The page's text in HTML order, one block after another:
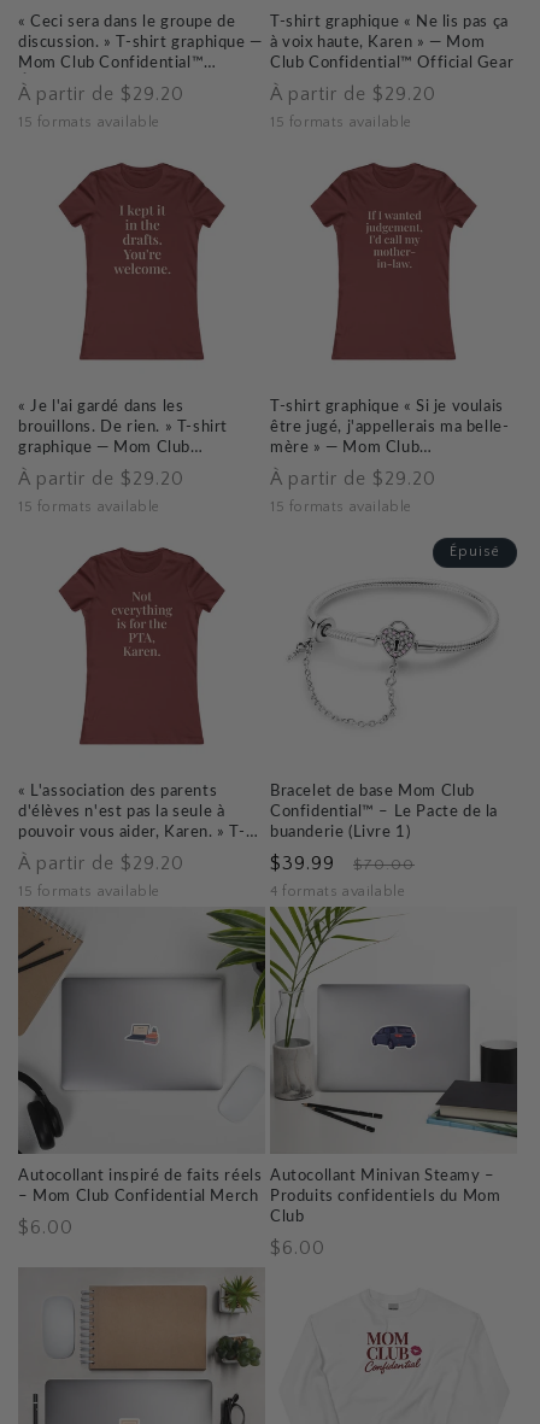
« Ceci sera dans le groupe de
discussion. » T-shirt graphique —
Mom Club Confidential™
Équipement officiel
Prix
habituel
À partir de $29.20
15 formats available
T-shirt graphique « Ne lis pas ça
à voix haute, Karen » — Mom
Club Confidential™ Official Gear
Prix
habituel
À partir de $29.20
15 formats available
« Je l'ai gardé dans les
brouillons. De rien. » T-shirt
graphique — Mom Club
Confidential™ Official Gear
Prix
habituel
À partir de $29.20
15 formats available
T-shirt graphique « Si je voulais
être jugé, j'appellerais ma belle-
mère » — Mom Club
Confidential™ Official Gear
Prix
habituel
À partir de $29.20
15 formats available
« L'association des parents
d'élèves n'est pas la seule à
pouvoir vous aider, Karen. » T-
shirt graphique — Mom Club
Confidential™ Official Gear
Prix
habituel
À partir de $29.20
15 formats available
Épuisé
Bracelet de base Mom Club
Confidential™ – Le Pacte de la
buanderie (Livre 1)
Prix
promotionnel
$39.99
Prix
habituel
$70.00
4 formats available
Autocollant inspiré de faits réels
– Mom Club Confidential Merch
Prix
$6.00
Autocollant Minivan Steamy –
Produits confidentiels du Mom
Club
Prix
$6.00